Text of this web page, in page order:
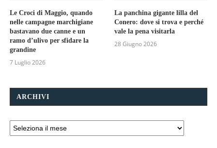
Le Croci di Maggio, quando
nelle campagne marchigiane
bastavano due canne e un
ramo d’ulivo per sfidare la
grandine
7 Luglio 2026
La panchina gigante lilla del
Conero: dove si trova e perché
vale la pena visitarla
28 Giugno 2026
ARCHIVI